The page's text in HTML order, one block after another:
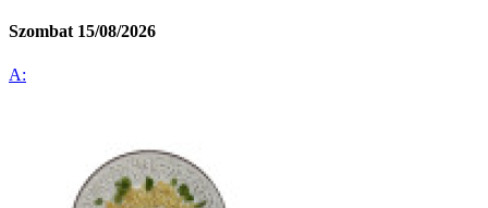
Szombat 15/08/2026
A: